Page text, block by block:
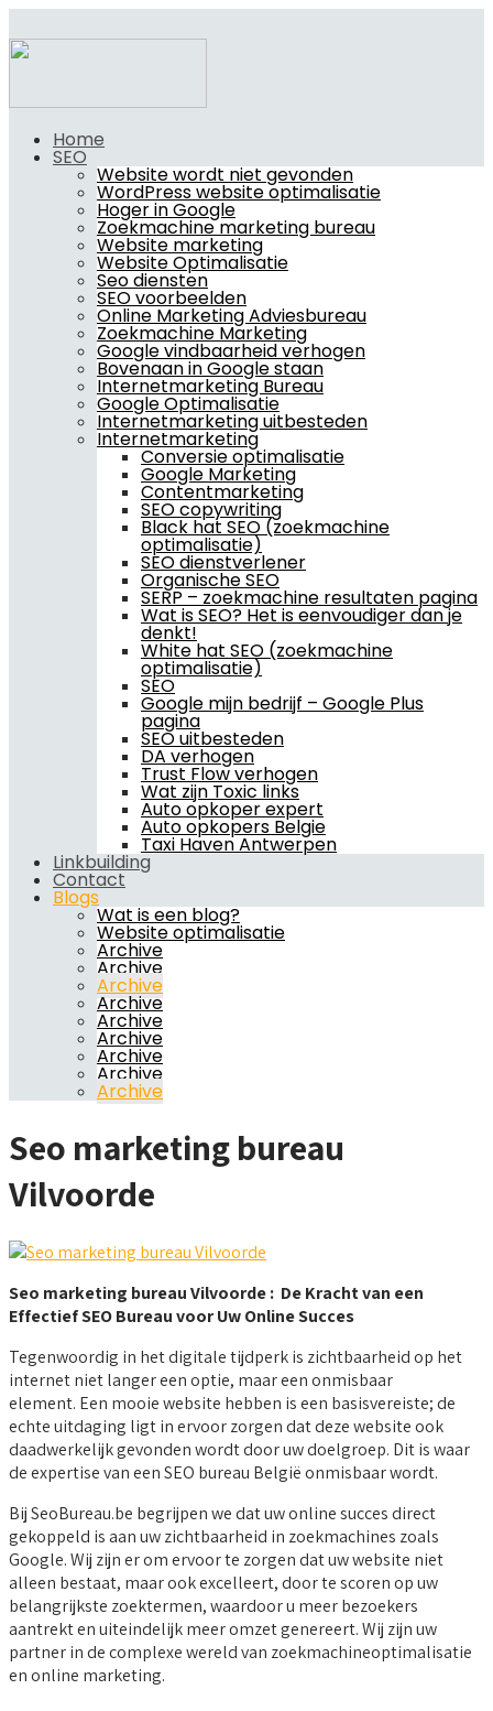
Home
SEO
Website wordt niet gevonden
WordPress website optimalisatie
Hoger in Google
Zoekmachine marketing bureau
Website marketing
Website Optimalisatie
Seo diensten
SEO voorbeelden
Online Marketing Adviesbureau
Zoekmachine Marketing
Google vindbaarheid verhogen
Bovenaan in Google staan
Internetmarketing Bureau
Google Optimalisatie
Internetmarketing uitbesteden
Internetmarketing
Conversie optimalisatie
Google Marketing
Contentmarketing
SEO copywriting
Black hat SEO (zoekmachine
optimalisatie)
SEO dienstverlener
Organische SEO
SERP – zoekmachine resultaten pagina
Wat is SEO? Het is eenvoudiger dan je
denkt!
White hat SEO (zoekmachine
optimalisatie)
SEO
Google mijn bedrijf – Google Plus
pagina
SEO uitbesteden
DA verhogen
Trust Flow verhogen
Wat zijn Toxic links
Auto opkoper expert
Auto opkopers Belgie
Taxi Haven Antwerpen
Linkbuilding
Contact
Blogs
Wat is een blog?
Website optimalisatie
Archive
Archive
Archive
Archive
Archive
Archive
Archive
Archive
Archive
Seo marketing bureau
Vilvoorde
Seo marketing bureau Vilvoorde : De Kracht van een
Effectief SEO Bureau voor Uw Online Succes
Tegenwoordig in het digitale tijdperk is zichtbaarheid op het
internet niet langer een optie, maar een onmisbaar
element. Een mooie website hebben is een basisvereiste; de
echte uitdaging ligt in ervoor zorgen dat deze website ook
daadwerkelijk gevonden wordt door uw doelgroep. Dit is waar
de expertise van een SEO bureau België onmisbaar wordt.
Bij SeoBureau.be begrijpen we dat uw online succes direct
gekoppeld is aan uw zichtbaarheid in zoekmachines zoals
Google. Wij zijn er om ervoor te zorgen dat uw website niet
alleen bestaat, maar ook excelleert, door te scoren op uw
belangrijkste zoektermen, waardoor u meer bezoekers
aantrekt en uiteindelijk meer omzet genereert. Wij zijn uw
partner in de complexe wereld van zoekmachineoptimalisatie
en online marketing.